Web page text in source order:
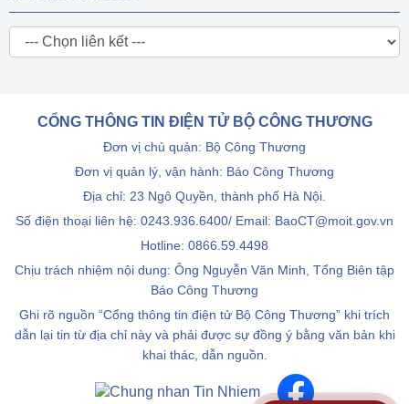
CỔNG THÔNG TIN ĐIỆN TỬ BỘ CÔNG THƯƠNG
Đơn vị chủ quản: Bộ Công Thương
Đơn vị quản lý, vận hành: Báo Công Thương
Địa chỉ: 23 Ngô Quyền, thành phố Hà Nội.
Số điện thoại liên hệ: 0243.936.6400/ Email: BaoCT@moit.gov.vn
Hotline: 0866.59.4498
Chịu trách nhiệm nội dung: Ông Nguyễn Văn Minh, Tổng Biên tập
Báo Công Thương
Ghi rõ nguồn “Cổng thông tin điện tử Bộ Công Thương” khi trích
dẫn lại tin từ địa chỉ này và phải được sự đồng ý bằng văn bản khi
khai thác, dẫn nguồn.